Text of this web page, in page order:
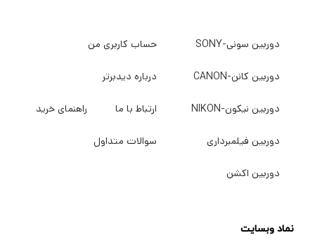
دوربین سونی-SONY
دوربین کانن-CANON
دوربین نیکون-NIKON
دوربین فیلمبرداری
دوربین اکشن
حساب کاربری من
درباره دیدبرتر
ارتباط با ما راهنمای خرید
سوالات متداول
نماد وبسایت